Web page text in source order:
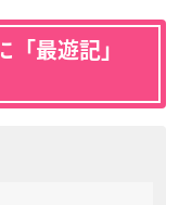
「最遊記」